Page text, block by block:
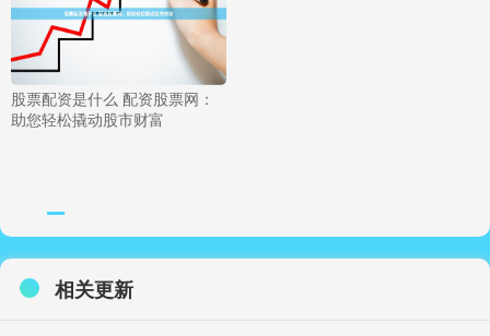
股票配资是什么 配资股票网：
助您轻松撬动股市财富
相关更新